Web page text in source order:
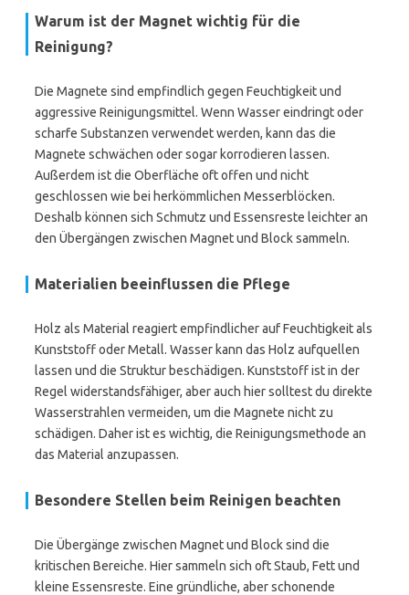
Warum ist der Magnet wichtig für die
Reinigung?
Die Magnete sind empfindlich gegen Feuchtigkeit und
aggressive Reinigungsmittel. Wenn Wasser eindringt oder
scharfe Substanzen verwendet werden, kann das die
Magnete schwächen oder sogar korrodieren lassen.
Außerdem ist die Oberfläche oft offen und nicht
geschlossen wie bei herkömmlichen Messerblöcken.
Deshalb können sich Schmutz und Essensreste leichter an
den Übergängen zwischen Magnet und Block sammeln.
Materialien beeinflussen die Pflege
Holz als Material reagiert empfindlicher auf Feuchtigkeit als
Kunststoff oder Metall. Wasser kann das Holz aufquellen
lassen und die Struktur beschädigen. Kunststoff ist in der
Regel widerstandsfähiger, aber auch hier solltest du direkte
Wasserstrahlen vermeiden, um die Magnete nicht zu
schädigen. Daher ist es wichtig, die Reinigungsmethode an
das Material anzupassen.
Besondere Stellen beim Reinigen beachten
Die Übergänge zwischen Magnet und Block sind die
kritischen Bereiche. Hier sammeln sich oft Staub, Fett und
kleine Essensreste. Eine gründliche, aber schonende